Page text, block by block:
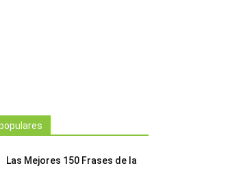
Las Mejores 150 Frases de la